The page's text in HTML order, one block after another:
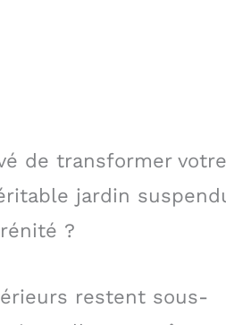
de transformer votre
jardin
?
restent sous-